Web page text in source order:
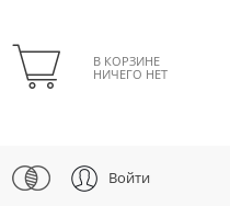
В КОРЗИНЕ
НИЧЕГО НЕТ
Войти